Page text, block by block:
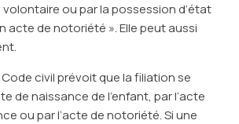
ou par la possession d’état
acte de notoriété ». Elle peut aussi
Code civil prévoit que la filiation se
de naissance de l’enfant, par l’acte
ou par l’acte de notoriété. Si une